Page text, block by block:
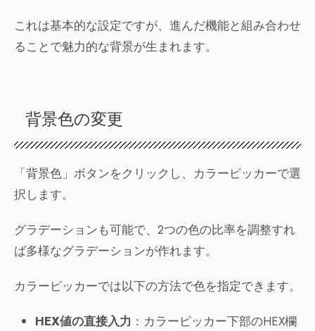
これは基本的な設定ですが、進んだ機能と組み合わせ
ることで魅力的な背景が生まれます。
背景色の変更
「背景色」ボタンをクリックし、カラーピッカーで選
択します。
グラデーションも可能で、2つの色の比率を調整すれ
ば多様なグラデーションが作れます。
カラーピッカーでは以下の方法で色を指定できます。
HEX値の直接入力 ：カラーピッカー下部のHEX欄